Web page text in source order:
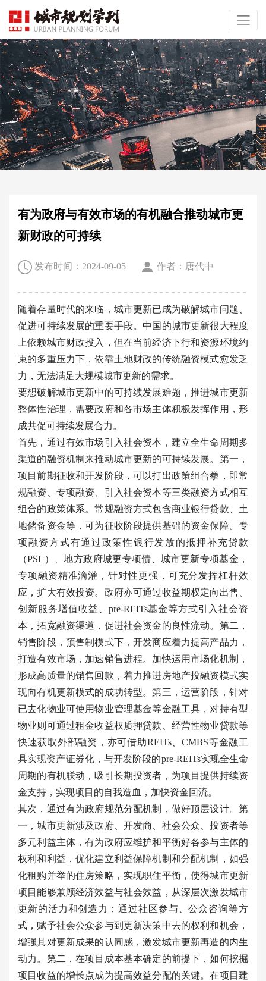
有为政府与有效市场的有机融合推动城市更
新财政的可持续
发布时间：2024-09-05 作者：唐代中
随着存量时代的来临，城市更新已成为破解城市问题、
促进可持续发展的重要手段。中国的城市更新很大程度
上依赖城市财政投入，但在当前经济下行和资源环境约
束的多重压力下，依靠土地财政的传统融资模式愈发乏
力，无法满足大规模城市更新的需求。
要想破解城市更新中的可持续发展难题，推进城市更新
整体性治理，需要政府和各市场主体积极发挥作用，形
成共促可持续发展合力。
首先，通过有效市场引入社会资本，建立全生命周期多
渠道的融资机制来推动城市更新的可持续发展。第一，
项目前期征收和开发阶段，可以打出政策组合拳，即常
规融资、专项融资、引入社会资本等三类融资方式相互
组合的政策体系。常规融资方式包含商业银行贷款、土
地储备资金等，可为征收阶段提供基础的资金保障。专
项融资方式有通过政策性银行发放的抵押补充贷款
（PSL）、地方政府城更专项债、城市更新专项基金，
专项融资精准滴灌，针对性更强，可充分发挥杠杆效
应，扩大有效投资。政府亦可通过收益期权定向出售、
创新服务增值收益、pre-REITs基金等方式引入社会资
本，拓宽融资渠道，促进社会资金的良性流动。第二，
销售阶段，预售制模式下，开发商应着力提高产品力，
打造有效市场，加速销售进程。加快运用市场化机制，
形成高质量的销售回款，着力推进房地产投融资模式实
现向有机更新模式的成功转型。第三，运营阶段，针对
已去化物业可使用物业管理基金等金融工具，对持有型
物业则可通过租金收益权质押贷款、经营性物业贷款等
快速获取外部融资，亦可借助REITs、CMBS等金融工
具实现资产证券化，与开发阶段的pre-REITs实现全生命
周期的有机联动，吸引长期投资者，为项目提供持续资
金支持，实现项目的自我造血，加快资金回流。
其次，通过有为政府规范分配机制，做好顶层设计。第
一，城市更新涉及政府、开发商、社会公众、投资者等
多元利益主体，有为政府应维护和平衡好各参与主体的
权利和利益，优化建立利益保障机制和分配机制，如强
化租购并举的住房策略，实现职住平衡，使得城市更新
项目能够兼顾经济效益与社会效益，从深层次激发城市
更新的活力和创造力；通过社区参与、公众咨询等方
式，赋予社会公众参与到更新决策中去的权利和机会，
增强其对更新成果的认同感，激发城市更新再造的内生
动力。第二，在项目成本基本确定的前提下，如何挖掘
项目收益的增长点成为提高效益分配的关键。在项目建